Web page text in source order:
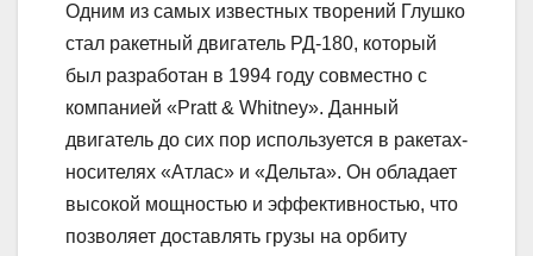
Одним из самых известных творений Глушко
стал ракетный двигатель РД-180, который
был разработан в 1994 году совместно с
компанией «Pratt & Whitney». Данный
двигатель до сих пор используется в ракетах-
носителях «Атлас» и «Дельта». Он обладает
высокой мощностью и эффективностью, что
позволяет доставлять грузы на орбиту